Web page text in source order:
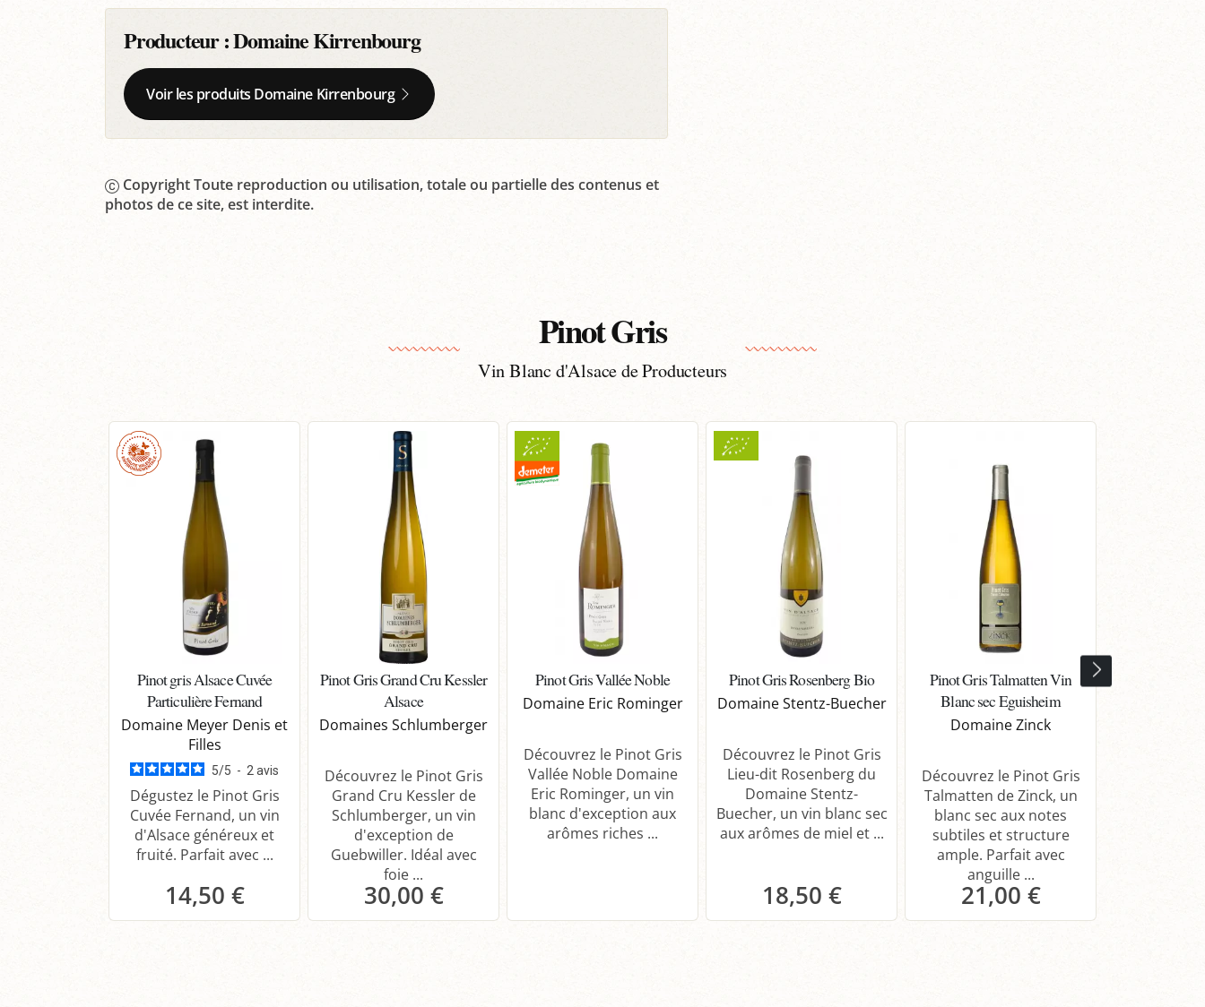
Producteur :Domaine Kirrenbourg
Voir les produits Domaine Kirrenbourg
Copyright Toute reproduction ou utilisation, totale ou partielle des contenus et
photos de ce site, est interdite.
Pinot Gris
Vin Blanc d'Alsace de Producteurs
Pinot gris Alsace Cuvée
Particulière Fernand
Domaine Meyer Denis et
Filles
5/5 - 2 avis
Dégustez le Pinot Gris
Cuvée Fernand, un vin
d'Alsace généreux et
fruité. Parfait avec ...
14,50 €
Pinot Gris Grand Cru Kessler
Alsace
Domaines Schlumberger
Découvrez le Pinot Gris
Grand Cru Kessler de
Schlumberger, un vin
d'exception de
Guebwiller. Idéal avec
foie ...
30,00 €
Pinot Gris Vallée Noble
Domaine Eric Rominger
Découvrez le Pinot Gris
Vallée Noble Domaine
Eric Rominger, un vin
blanc d'exception aux
arômes riches ...
Pinot Gris Rosenberg Bio
Domaine Stentz-Buecher
Découvrez le Pinot Gris
Lieu-dit Rosenberg du
Domaine Stentz-
Buecher, un vin blanc sec
aux arômes de miel et ...
18,50 €
Pinot Gris Talmatten Vin
Blanc sec Eguisheim
Domaine Zinck
Découvrez le Pinot Gris
Talmatten de Zinck, un
blanc sec aux notes
subtiles et structure
ample. Parfait avec
anguille ...
21,00 €